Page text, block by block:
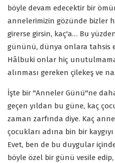
böyle devam edecektir bir
annelerimizin gözünde bizler
girerse girsin, kaç'a… Bu
gününü, dünya onlara tahsis
Hâlbuki onlar hiç
alınması gereken çilekeş ve
İşte bir "Anneler Günü"ne
geçen yıldan bu güne, kaç
zaman zarfında diye. Kaç
çocukları adına bin bir
Evet, ben de bu duygular
böyle özel bir günü vesile